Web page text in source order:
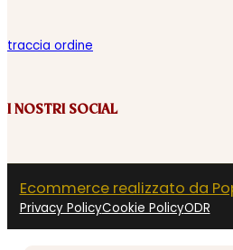
traccia ordine
I NOSTRI SOCIAL
Ecommerce realizzato da
Privacy PolicyCookie PolicyODR